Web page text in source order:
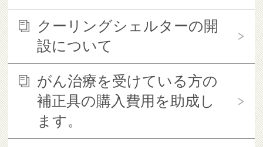
クーリングシェルターの開
設について
がん治療を受けている方の
補正具の購入費用を助成し
ます。